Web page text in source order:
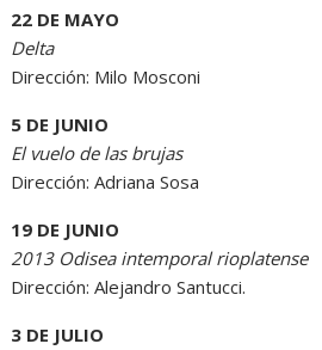
22 DE MAYO
Delta
Dirección: Milo Mosconi
5 DE JUNIO
El vuelo de las brujas
Dirección: Adriana Sosa
19 DE JUNIO
2013 Odisea intemporal rioplatense
Dirección: Alejandro Santucci.
3 DE JULIO